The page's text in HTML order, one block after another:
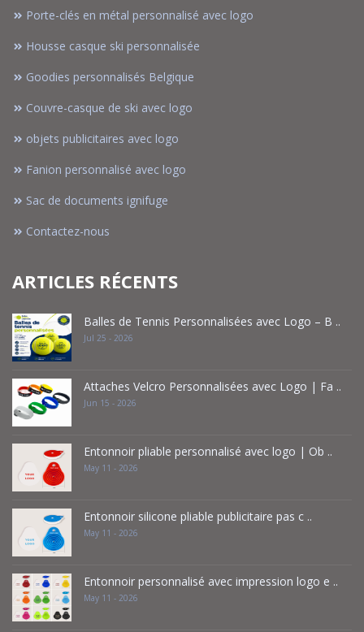
Porte-clés en métal personnalisé avec logo
Housse casque ski personnalisée
Goodies personnalisés Belgique
Couvre-casque de ski avec logo
objets publicitaires avec logo
Fanion personnalisé avec logo
Sac de documents ignifuge
Contactez-nous
ARTICLES RÉCENTS
Balles de Tennis Personnalisées avec Logo – B ..
Jul 25 - 2026
Attaches Velcro Personnalisées avec Logo | Fa ..
Jun 15 - 2026
Entonnoir pliable personnalisé avec logo | Ob ..
May 11 - 2026
Entonnoir silicone pliable publicitaire pas c ..
May 11 - 2026
Entonnoir personnalisé avec impression logo e ..
May 11 - 2026